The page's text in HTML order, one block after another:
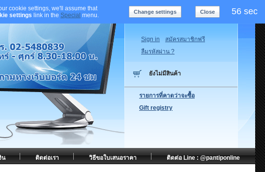
cookie settings, we'll assume that
settings link in the Special menu.
Change settings Close 56 sec
Sign in
สมัครสมาชิกฟรี
ลืมรหัสผ่าน ?
ยังไม่มีสินค้า
รายการที่คาดว่าจะซื้อ
Gift registry
ติดต่อ Line : @pantiponline
วิธีขอใบเสนอราคา
ติดต่อเรา
น